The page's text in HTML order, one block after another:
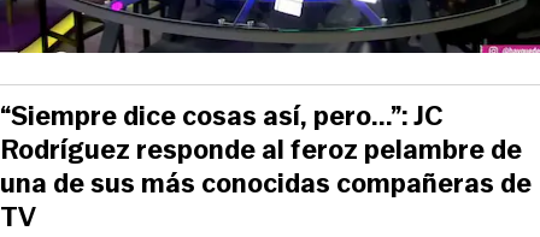
“Siempre dice cosas así, pero...”: JC
Rodríguez responde al feroz pelambre de
una de sus más conocidas compañeras de
TV